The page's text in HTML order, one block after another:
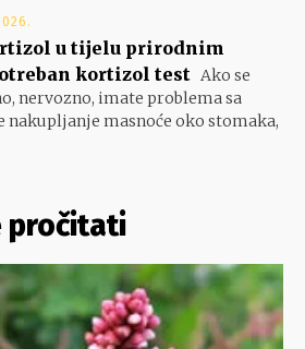
u tijelu prirodnim
kortizol test Ako se
nervozno, imate problema sa
masnoće oko stomaka,
pročitati